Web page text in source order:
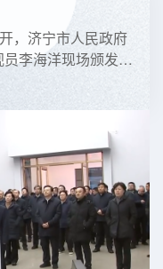
，济宁市人民政府
李海洋现场颁发了